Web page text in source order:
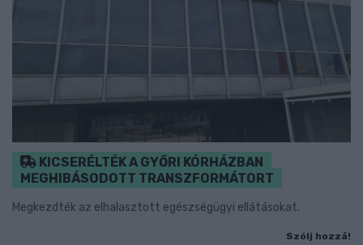
KICSERÉLTÉK A GYŐRI KÓRHÁZBAN
MEGHIBÁSODOTT TRANSZFORMÁTORT
Megkezdték az elhalasztott egészségügyi ellátásokat.
Szólj hozzá!